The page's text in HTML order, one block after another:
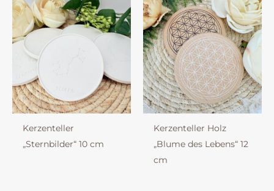
Kerzenteller
„Sternbilder“ 10 cm
Kerzenteller Holz
„Blume des Lebens“ 12
cm